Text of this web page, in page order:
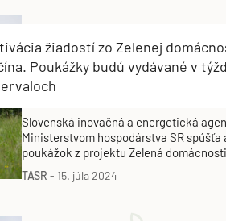
žiadostí zo Zelenej
Poukážky budú vydávané v
Slovenská inovačná a energetická
Ministerstvom hospodárstva SR
poukážok z projektu Zelená
inštalácie zariadení na využívanie
energie.
TASR - 15. júla 2024